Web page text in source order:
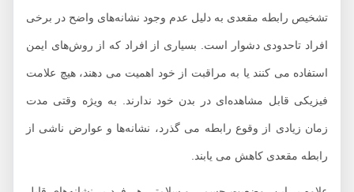
تشخیص رابطه مقعدی به دلیل عدم وجود نشانه‌های واضح در برخی
افراد تاحدودی دشوار است. بسیاری از افراد که از روش‌های ایمن
استفاده می کنند یا به مراقبت از خود اهمیت می دهند، هیچ علامت
فیزیکی قابل مشاهده‌ای در بدن خود ندارند. به ویژه وقتی مدت
زمان زیادی از وقوع رابطه می گذرد، نشانه‌ها و عوارض ناشی از
رابطه مقعدی کاهش می یابند.